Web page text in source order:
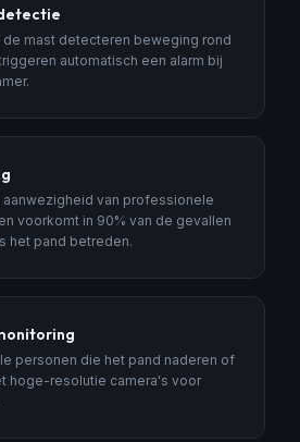
de mast detecteren beweging rond
automatisch een alarm bij
aanwezigheid van professionele
voorkomt in 90% van de gevallen
het pand betreden.
personen die het pand naderen of
hoge-resolutie camera's voor